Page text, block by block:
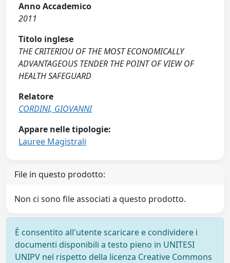
Anno Accademico
2011
Titolo inglese
THE CRITERIOU OF THE MOST ECONOMICALLY
ADVANTAGEOUS TENDER THE POINT OF VIEW OF
HEALTH SAFEGUARD
Relatore
CORDINI, GIOVANNI
Appare nelle tipologie:
Lauree Magistrali
File in questo prodotto:
Non ci sono file associati a questo prodotto.
È consentito all'utente scaricare e condividere i
documenti disponibili a testo pieno in UNITESI
UNIPV nel rispetto della licenza Creative Commons